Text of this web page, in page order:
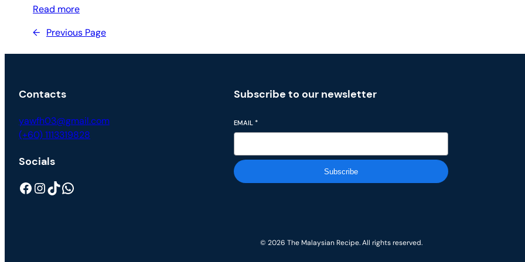
Read more
← Previous Page
Contacts
yawfh03@gmail.com
(+60) 1113319828
Socials
Facebook InstagramTikTok WhatsApp
Subscribe to our newsletter
EMAIL *
Subscribe
© 2026 The Malaysian Recipe. All rights reserved.